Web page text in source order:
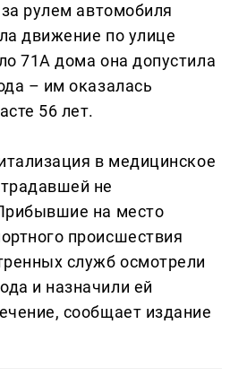
рулем автомобиля
движение по улице
71А дома она допустила
– им оказалась
56 лет.
в медицинское
не
на место
происшествия
служб осмотрели
и назначили ей
сообщает издание